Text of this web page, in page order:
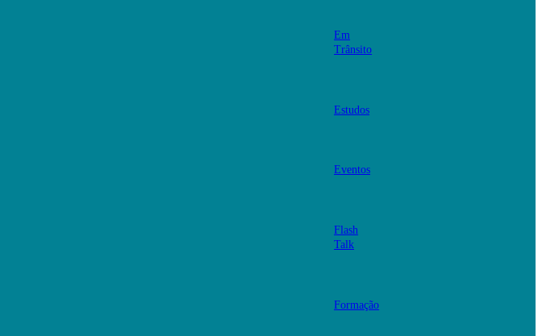
Em
Trânsito
Estudos
Eventos
Flash
Talk
Formação